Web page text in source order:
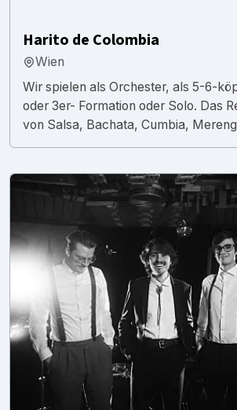
Harito de Colombia
Wien
Wir spielen als Orchester, als 5-6-
oder 3er- Formation oder Solo. Das
von Salsa, Bachata, Cumbia,